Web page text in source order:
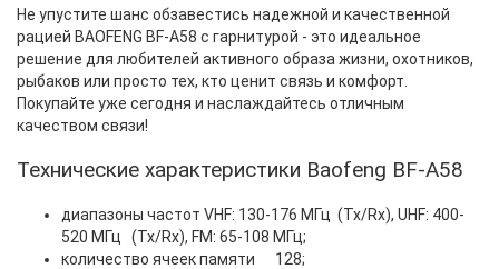
Не упустите шанс обзавестись надежной и качественной
рацией BAOFENG BF-A58 с гарнитурой - это идеальное
решение для любителей активного образа жизни, охотников,
рыбаков или просто тех, кто ценит связь и комфорт.
Покупайте уже сегодня и наслаждайтесь отличным
качеством связи!
Технические характеристики Baofeng BF-A58
диапазоны частот VHF: 130-176 МГц (Tx/Rx), UHF: 400-
520 МГц (Tx/Rx), FM: 65-108 МГц;
количество ячеек памяти
128;